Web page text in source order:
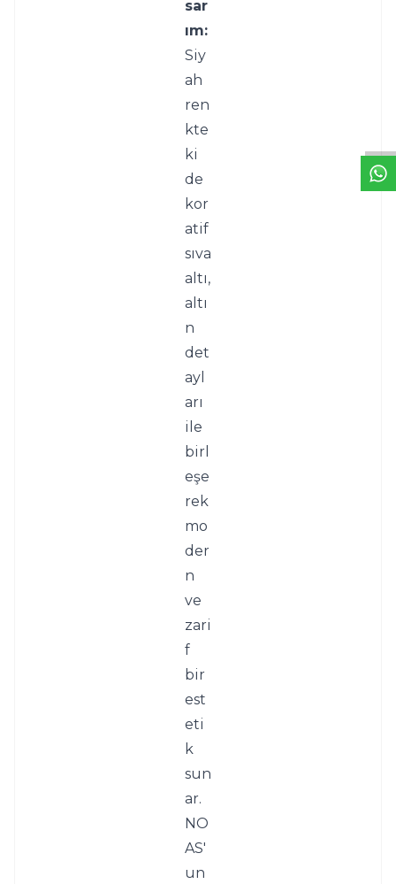
sar
ım:
Siy
ah
ren
kte
ki
de
kor
atif
sıva
altı,
altı
n
det
ayl
arı
ile
birl
eşe
rek
mo
der
n
ve
zari
f
bir
est
eti
k
sun
ar.
NO
AS'
un